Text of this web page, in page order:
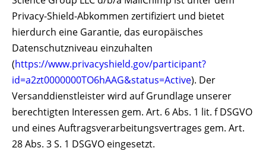
Privacy-Shield-Abkommen zertifiziert und bietet
hierdurch eine Garantie, das europäisches
Datenschutzniveau einzuhalten
(https://www.privacyshield.gov/participant?
id=a2zt0000000TO6hAAG&status=Active). Der
Versanddienstleister wird auf Grundlage unserer
berechtigten Interessen gem. Art. 6 Abs. 1 lit. f DSGVO
und eines Auftragsverarbeitungsvertrages gem. Art.
28 Abs. 3 S. 1 DSGVO eingesetzt.